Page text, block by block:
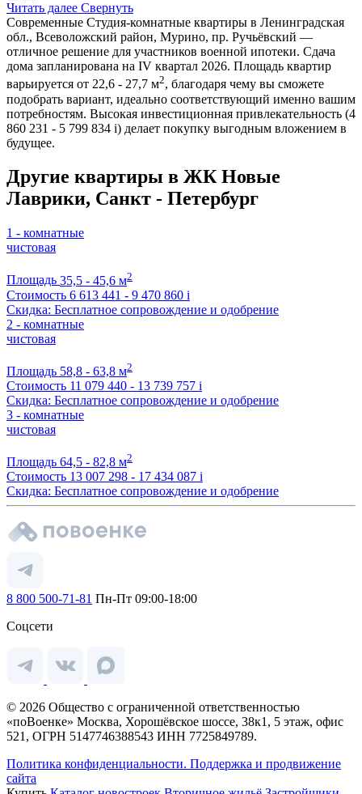
Читать далее Свернуть
Современные Студия-комнатные квартиры в Ленинградская
обл., Всеволожский район, Мурино, пр. Ручьёвский —
отличное решение для участников военной ипотеки. Сдача
дома запланирована на IV квартал 2026. Площадь квартир
варьируется от 22,6 - 27,7 м2, благодаря чему вы сможете
подобрать вариант, идеально соответствующий именно вашим
потребностям. Высокая инвестиционная привлекательность (4
860 231 - 5 799 834 i) делает покупку выгодным вложением в
будущее.
Другие квартиры в ЖК Новые
Лаврики, Санкт - Петербург
1 - комнатные
чистовая
Площадь 35,5 - 45,6 м2
Стоимость 6 613 441 - 9 470 860 i
Скидка: Бесплатное сопровождение и одобрение
2 - комнатные
чистовая
Площадь 58,8 - 63,8 м2
Стоимость 11 079 440 - 13 739 757 i
Скидка: Бесплатное сопровождение и одобрение
3 - комнатные
чистовая
Площадь 64,5 - 82,8 м2
Стоимость 13 007 298 - 17 434 087 i
Скидка: Бесплатное сопровождение и одобрение
8 800 500-71-81 Пн-Пт 09:00-18:00
Соцсети
© 2026 Общество с ограниченной ответственностью
«поВоенке» Москва, Хорошёвское шоссе, 38к1, 5 этаж, офис
521, ОГРН 5147746388543 ИНН 7725849789.
Политика конфиденциальности. Поддержка и продвижение
сайта